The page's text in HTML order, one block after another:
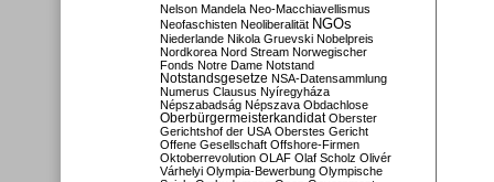
Nelson Mandela Neo-Macchiavellismus
Neofaschisten Neoliberalität NGOs
Niederlande Nikola Gruevski Nobelpreis
Nordkorea Nord Stream Norwegischer
Fonds Notre Dame Notstand
Notstandsgesetze NSA-Datensammlung
Numerus Clausus Nyíregyháza
Népszabadság Népszava Obdachlose
Oberbürgermeisterkandidat Oberster
Gerichtshof der USA Oberstes Gericht
Offene Gesellschaft Offshore-Firmen
Oktoberrevolution OLAF Olaf Scholz Olivér
Várhelyi Olympia-Bewerbung Olympische